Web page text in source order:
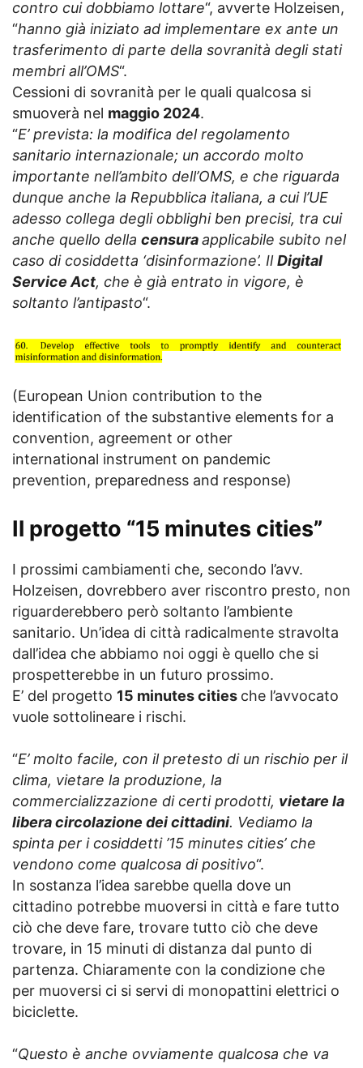
contro cui dobbiamo lottare“, avverte Holzeisen,
“hanno già iniziato ad implementare ex ante un
trasferimento di parte della sovranità degli stati
membri all’OMS“.
Cessioni di sovranità per le quali qualcosa si
smuoverà nel maggio 2024.
“E’ prevista: la modifica del regolamento
sanitario internazionale; un accordo molto
importante nell’ambito dell’OMS, e che riguarda
dunque anche la Repubblica italiana, a cui l’UE
adesso collega degli obblighi ben precisi, tra cui
anche quello della censuraapplicabile subito nel
caso di cosiddetta ‘disinformazione’. IlDigital
Service Act, che è già entrato in vigore, è
soltanto l’antipasto“.
(European Union contribution to the
identification of the substantive elements for a
convention, agreement or other
international instrument on pandemic
prevention, preparedness and response)
Il progetto “15 minutes cities”
I prossimi cambiamenti che, secondo l’avv.
Holzeisen, dovrebbero aver riscontro presto, non
riguarderebbero però soltanto l’ambiente
sanitario. Un’idea di città radicalmente stravolta
dall’idea che abbiamo noi oggi è quello che si
prospetterebbe in un futuro prossimo.
E’ del progetto 15 minutes cities che l’avvocato
vuole sottolineare i rischi.
“E’ molto facile, con il pretesto di un rischio per il
clima, vietare la produzione, la
commercializzazione di certi prodotti, vietare la
libera circolazione dei cittadini. Vediamo la
spinta per i cosiddetti ’15 minutes cities’ che
vendono come qualcosa di positivo“.
In sostanza l’idea sarebbe quella dove un
cittadino potrebbe muoversi in città e fare tutto
ciò che deve fare, trovare tutto ciò che deve
trovare, in 15 minuti di distanza dal punto di
partenza. Chiaramente con la condizione che
per muoversi ci si servi di monopattini elettrici o
biciclette.
“Questo è anche ovviamente qualcosa che va